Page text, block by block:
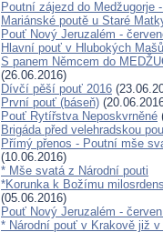
Poutní zájezd do Medžugorje
Mariánské poutě u Staré
Pouť Nový Jeruzalém -
Hlavní pouť v Hlubokých
S panem Němcem do
(26.06.2016)
Dívčí pěší pouť 2016
První pouť (báseň)
Pouť Rytířstva Neposkvrněné
Brigáda před velehradskou
Přímý přenos - Poutní mše
(10.06.2016)
* Mše svatá z Národní pouti
*Korunka k Božímu
(05.06.2016)
Pouť Nový Jeruzalém -
* Národní pouť v Krakově již